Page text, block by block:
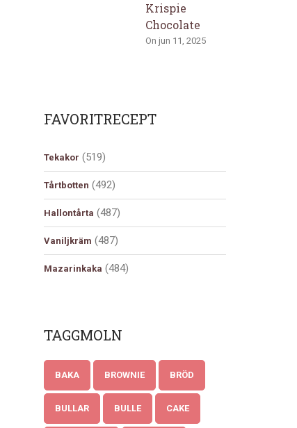
Krispie
Chocolate
On jun 11, 2025
FAVORITRECEPT
Tekakor (519)
Tårtbotten (492)
Hallontårta (487)
Vaniljkräm (487)
Mazarinkaka (484)
TAGGMOLN
BAKA BROWNIE BRÖD
BULLAR BULLE CAKE